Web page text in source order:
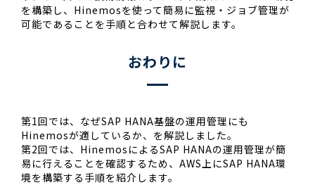
を構築し、Hinemosを使って簡易に監視・ジョブ管理が
可能であることを手順と合わせて解説します。
おわりに
第1回では、なぜSAP HANA基盤の運用管理にも
Hinemosが適しているか、を解説しました。
第2回では、HinemosによるSAP HANAの運用管理が簡
易に行えることを確認するため、AWS上にSAP HANA環
境を構築する手順を紹介します。